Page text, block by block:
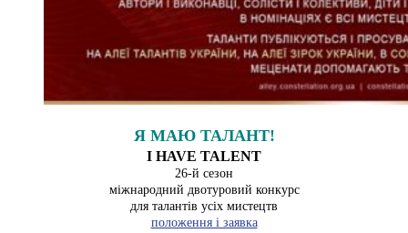
Я МАЮ ТАЛАНТ!
I HAVE TALENT
26-й сезон
міжнародний двотуровий конкурс
для талантів усіх мистецтв
положення і заявка